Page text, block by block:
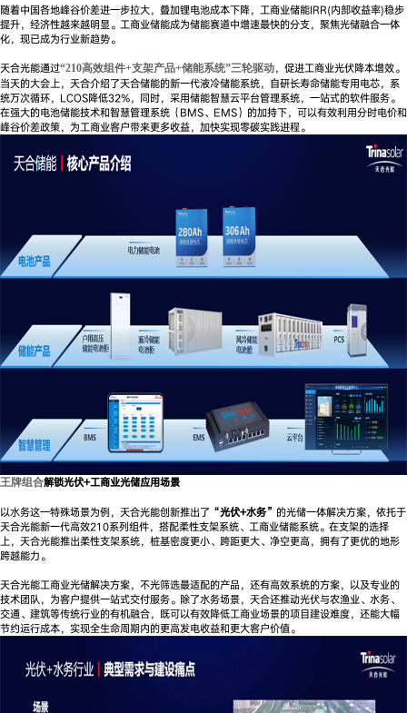
随着中国各地峰谷价差进一步拉大，叠加锂电池成本下降，工商业储能IRR(内部收益率)稳步
提升，经济性越来越明显。工商业储能成为储能赛道中增速最快的分支，聚焦光储融合一体
化，现已成为行业新趋势。
天合光能通过“210高效组件+支架产品+储能系统”三轮驱动，促进工商业光伏降本增效。
当天的大会上，天合介绍了天合储能的新一代液冷储能系统，自研长寿命储能专用电芯，系
统万次循环，LCOS降低32%，同时，采用储能智慧云平台管理系统，一站式的软件服务。
在强大的电池储能技术和智慧管理系统（BMS、EMS）的加持下，可以有效利用分时电价和
峰谷价差政策，为工商业客户带来更多收益，加快实现零碳实践进程。
王牌组合解锁光伏+工商业光储应用场景
以水务这一特殊场景为例，天合光能创新推出了 “光伏+水务” 的光储一体解决方案，依托于
天合光能新一代高效210系列组件，搭配柔性支架系统、工商业储能系统。在支架的选择
上，天合光能推出柔性支架系统，桩基密度更小、跨距更大、净空更高，拥有了更优的地形
跨越能力。
天合光能工商业光储解决方案，不光筛选最适配的产品，还有高效系统的方案，以及专业的
技术团队，为客户提供一站式交付服务。除了水务场景，天合还推动光伏与农渔业、水务、
交通、建筑等传统行业的有机融合，既可以有效降低工商业场景的项目建设难度，还能大幅
节约运行成本，实现全生命周期内的更高发电收益和更大客户价值。